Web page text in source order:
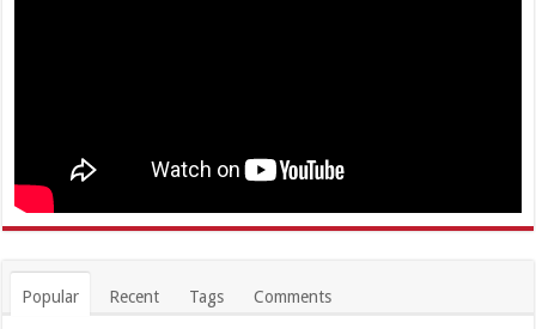
Popular Recent Tags Comments